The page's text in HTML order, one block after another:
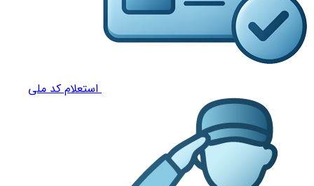
استعلام کد ملی